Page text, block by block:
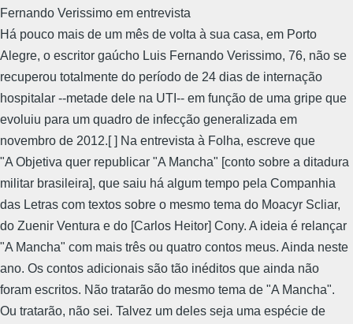
Fernando Verissimo em entrevista
Há pouco mais de um mês de volta à sua casa, em Porto
Alegre, o escritor gaúcho Luis Fernando Verissimo, 76, não se
recuperou totalmente do período de 24 dias de internação
hospitalar --metade dele na UTI-- em função de uma gripe que
evoluiu para um quadro de infecção generalizada em
novembro de 2012.[ ] Na entrevista à Folha, escreve que
"A Objetiva quer republicar "A Mancha" [conto sobre a ditadura
militar brasileira], que saiu há algum tempo pela Companhia
das Letras com textos sobre o mesmo tema do Moacyr Scliar,
do Zuenir Ventura e do [Carlos Heitor] Cony. A ideia é relançar
"A Mancha" com mais três ou quatro contos meus. Ainda neste
ano. Os contos adicionais são tão inéditos que ainda não
foram escritos. Não tratarão do mesmo tema de "A Mancha".
Ou tratarão, não sei. Talvez um deles seja uma espécie de